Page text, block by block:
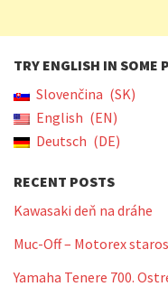
TRY ENGLISH IN SOME
Slovenčina
SK
English
EN
Deutsch
DE
RECENT POSTS
Kawasaki deň na dráhe
Muc-Off – Motorex
Yamaha Tenere 700.